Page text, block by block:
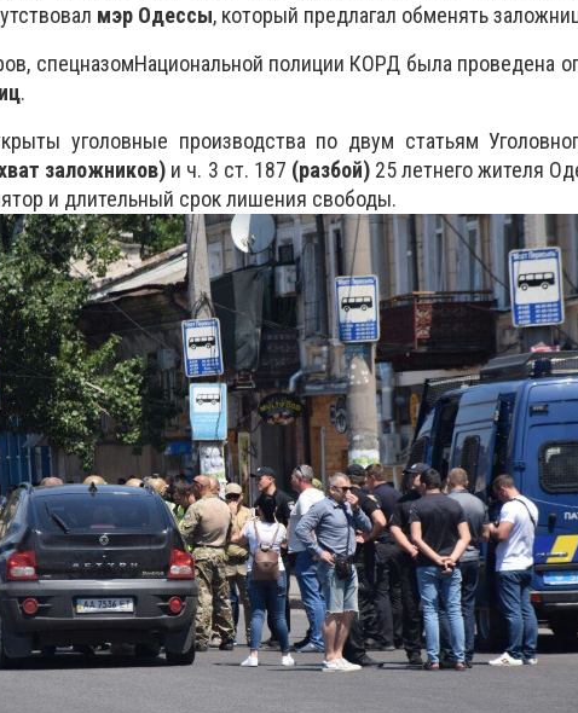
мэр Одессы, который предлагал обменять
спецназомНациональной полиции КОРД была проведена
.
уголовные производства по двум статьям
заложников) и ч. 3 ст. 187 (разбой)25 летнего жителя
и длительный срок лишения свободы.